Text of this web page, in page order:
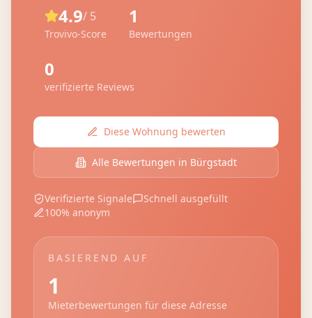
4.9/ 5
Trovivo-Score
1
Bewertungen
0
verifizierte Reviews
Diese Wohnung bewerten
Alle Bewertungen in Bürgstadt
Verifizierte Signale
Schnell ausgefüllt
100% anonym
BASIEREND AUF
1
Mieterbewertungen für diese Adresse